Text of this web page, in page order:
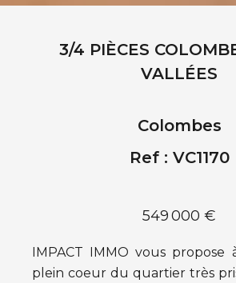
3/4 PIÈCES
VALLÉES
Colombes
Ref : VC1170
549 000 €
IMPACT IMMO vous
plein coeur du quartier très